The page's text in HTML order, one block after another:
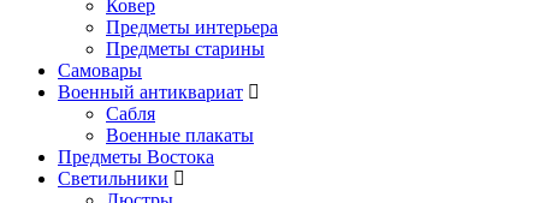
Ковер
Предметы интерьера
Предметы старины
Самовары
Военный антиквариат
Сабля
Военные плакаты
Предметы Востока
Светильники